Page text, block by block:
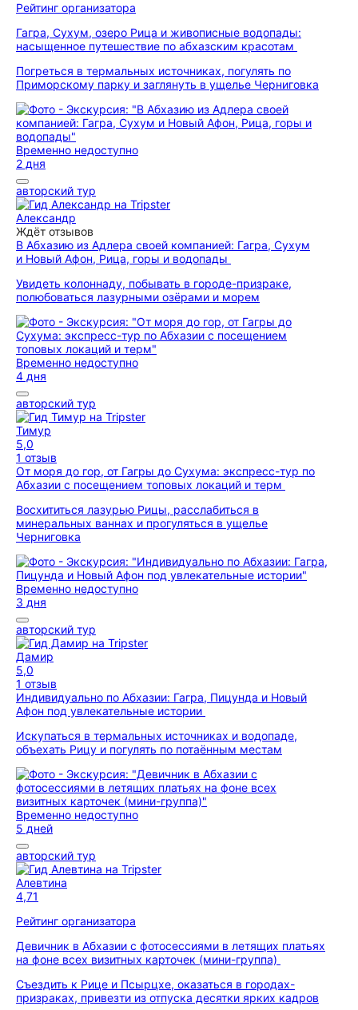
Рейтинг организатора
Гагра, Сухум, озеро Рица и живописные водопады:
насыщенное путешествие по абхазским красотам
Погреться в термальных источниках, погулять по
Приморскому парку и заглянуть в ущелье Черниговка
Временно недоступно
2 дня
авторский тур
Александр
Ждёт отзывов
В Абхазию из Адлера своей компанией: Гагра, Сухум
и Новый Афон, Рица, горы и водопады
Увидеть колоннаду, побывать в городе-призраке,
полюбоваться лазурными озёрами и морем
Временно недоступно
4 дня
авторский тур
Тимур
5,0
1 отзыв
От моря до гор, от Гагры до Сухума: экспресс-тур по
Абхазии с посещением топовых локаций и терм
Восхититься лазурью Рицы, расслабиться в
минеральных ваннах и прогуляться в ущелье
Черниговка
Временно недоступно
3 дня
авторский тур
Дамир
5,0
1 отзыв
Индивидуально по Абхазии: Гагра, Пицунда и Новый
Афон под увлекательные истории
Искупаться в термальных источниках и водопаде,
объехать Рицу и погулять по потаённым местам
Временно недоступно
5 дней
авторский тур
Алевтина
4,71
Рейтинг организатора
Девичник в Абхазии с фотосессиями в летящих платьях
на фоне всех визитных карточек (мини-группа)
Съездить к Рице и Псырцхе, оказаться в городах-
призраках, привезти из отпуска десятки ярких кадров